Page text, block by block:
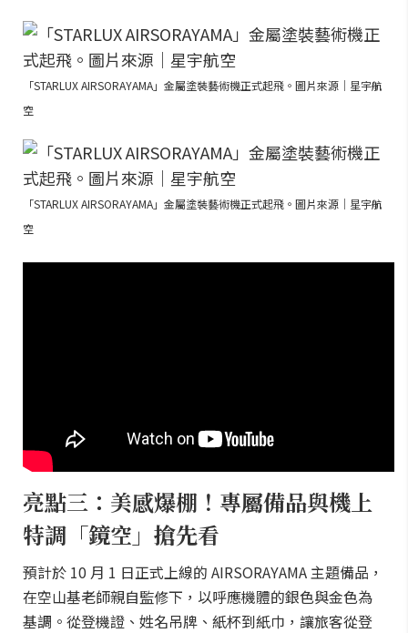
「STARLUX AIRSORAYAMA」金屬塗裝藝術機正式起飛。圖片來源｜星宇航
空
「STARLUX AIRSORAYAMA」金屬塗裝藝術機正式起飛。圖片來源｜星宇航
空
亮點三：美感爆棚！專屬備品與機上
特調「鏡空」搶先看
預計於 10 月 1 日正式上線的 AIRSORAYAMA 主題備品，
在空山基老師親自監修下，以呼應機體的銀色與金色為
基調。從登機證、姓名吊牌、紙杯到紙巾，讓旅客從登